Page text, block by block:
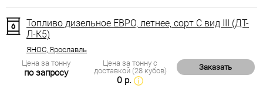
Топливо дизельное ЕВРО, летнее, сорт С вид III (ДТ-
Л-К5)
ЯНОС, Ярославль
Цена за тонну
по запросу
Цена за тонну с
доставкой (28 кубов)
0 р.
Заказать